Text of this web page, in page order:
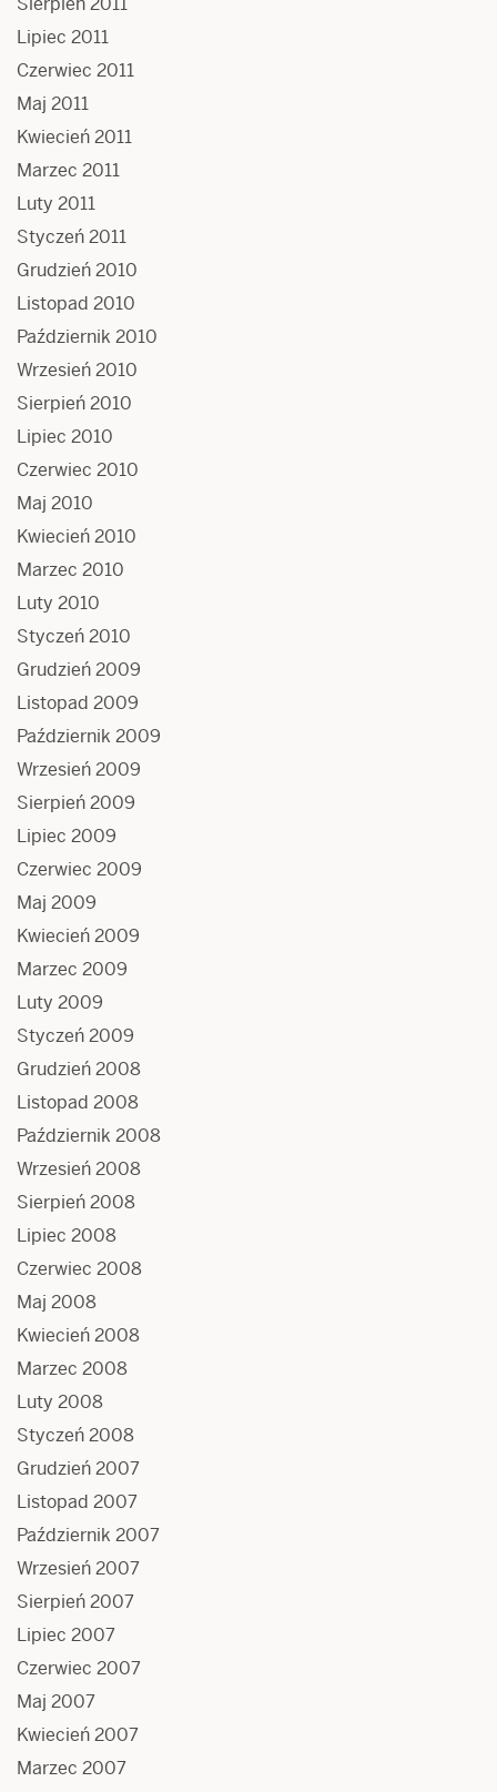
Lipiec 2011
Czerwiec 2011
Maj 2011
Kwiecień 2011
Marzec 2011
Luty 2011
Styczeń 2011
Grudzień 2010
Listopad 2010
Październik 2010
Wrzesień 2010
Sierpień 2010
Lipiec 2010
Czerwiec 2010
Maj 2010
Kwiecień 2010
Marzec 2010
Luty 2010
Styczeń 2010
Grudzień 2009
Listopad 2009
Październik 2009
Wrzesień 2009
Sierpień 2009
Lipiec 2009
Czerwiec 2009
Maj 2009
Kwiecień 2009
Marzec 2009
Luty 2009
Styczeń 2009
Grudzień 2008
Listopad 2008
Październik 2008
Wrzesień 2008
Sierpień 2008
Lipiec 2008
Czerwiec 2008
Maj 2008
Kwiecień 2008
Marzec 2008
Luty 2008
Styczeń 2008
Grudzień 2007
Listopad 2007
Październik 2007
Wrzesień 2007
Sierpień 2007
Lipiec 2007
Czerwiec 2007
Maj 2007
Kwiecień 2007
Marzec 2007